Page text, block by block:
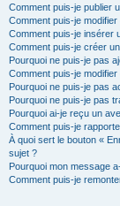
Comment puis-je publier
Comment puis-je
Comment puis-je insérer
Comment puis-je créer
Pourquoi ne puis-je pas
Comment puis-je
Pourquoi ne puis-je pas
Pourquoi ne puis-je pas
Pourquoi ai-je reçu un
Comment puis-je
À quoi sert le bouton «
sujet ?
Pourquoi mon message
Comment puis-je